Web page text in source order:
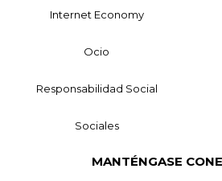
Internet Economy
Ocio
Responsabilidad Social
Sociales
MANTÉNGASE